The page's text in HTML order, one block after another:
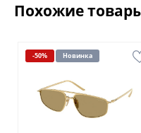
Похожие
-50% Новинка